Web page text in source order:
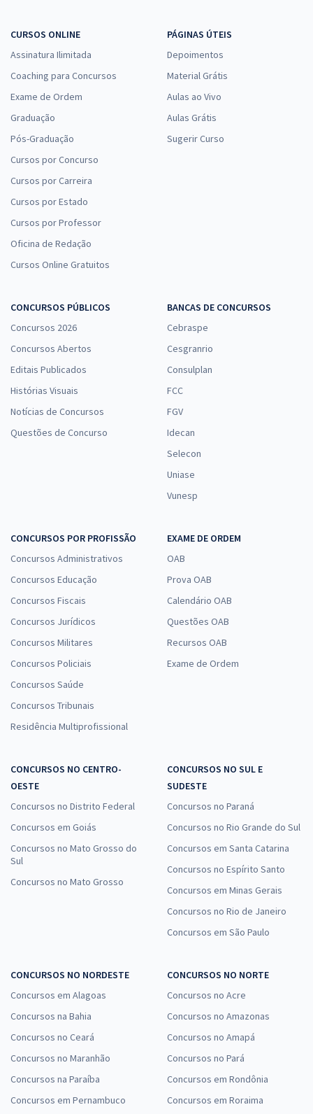
CURSOS ONLINE
Assinatura Ilimitada
Coaching para Concursos
Exame de Ordem
Graduação
Pós-Graduação
Cursos por Concurso
Cursos por Carreira
Cursos por Estado
Cursos por Professor
Oficina de Redação
Cursos Online Gratuitos
PÁGINAS ÚTEIS
Depoimentos
Material Grátis
Aulas ao Vivo
Aulas Grátis
Sugerir Curso
CONCURSOS PÚBLICOS
Concursos 2026
Concursos Abertos
Editais Publicados
Histórias Visuais
Notícias de Concursos
Questões de Concurso
BANCAS DE CONCURSOS
Cebraspe
Cesgranrio
Consulplan
FCC
FGV
Idecan
Selecon
Uniase
Vunesp
CONCURSOS POR PROFISSÃO
Concursos Administrativos
Concursos Educação
Concursos Fiscais
Concursos Jurídicos
Concursos Militares
Concursos Policiais
Concursos Saúde
Concursos Tribunais
Residência Multiprofissional
EXAME DE ORDEM
OAB
Prova OAB
Calendário OAB
Questões OAB
Recursos OAB
Exame de Ordem
CONCURSOS NO CENTRO-
OESTE
Concursos no Distrito Federal
Concursos em Goiás
Concursos no Mato Grosso do
Sul
Concursos no Mato Grosso
CONCURSOS NO SUL E
SUDESTE
Concursos no Paraná
Concursos no Rio Grande do Sul
Concursos em Santa Catarina
Concursos no Espírito Santo
Concursos em Minas Gerais
Concursos no Rio de Janeiro
Concursos em São Paulo
CONCURSOS NO NORDESTE
Concursos em Alagoas
Concursos na Bahia
Concursos no Ceará
Concursos no Maranhão
Concursos na Paraíba
Concursos em Pernambuco
CONCURSOS NO NORTE
Concursos no Acre
Concursos no Amazonas
Concursos no Amapá
Concursos no Pará
Concursos em Rondônia
Concursos em Roraima